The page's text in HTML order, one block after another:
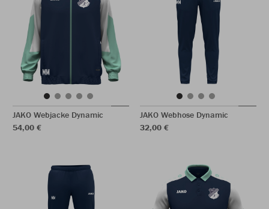
JAKO Webjacke Dynamic
54,00 €
JAKO Webhose Dynamic
32,00 €